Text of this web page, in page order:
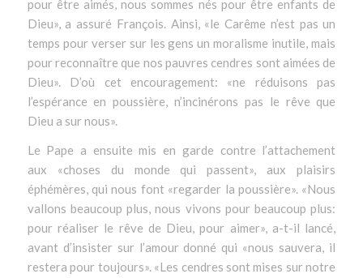
pour être aimés, nous sommes nés pour être enfants de
Dieu», a assuré François. Ainsi, «le Carême n’est pas un
temps pour verser sur les gens un moralisme inutile, mais
pour reconnaître que nos pauvres cendres sont aimées de
Dieu». D’où cet encouragement: «ne réduisons pas
l’espérance en poussière, n’incinérons pas le rêve que
Dieu a sur nous».
Le Pape a ensuite mis en garde contre l’attachement
aux «choses du monde qui passent», aux plaisirs
éphémères, qui nous font «regarder la poussière». «Nous
vallons beaucoup plus, nous vivons pour beaucoup plus:
pour réaliser le rêve de Dieu, pour aimer», a-t-il lancé,
avant d’insister sur l’amour donné qui «nous sauvera, il
restera pour toujours». «Les cendres sont mises sur notre